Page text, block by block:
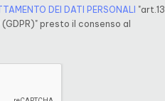
DEI DATI PERSONALI
"art.13
presto il consenso al